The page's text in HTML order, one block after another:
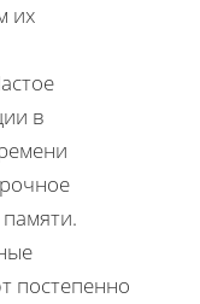
их
в
постепенно